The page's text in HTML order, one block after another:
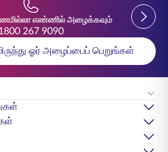
எண்ணில் அழைக்கவும்
267 9090
Previous
ஓர் அழைப்பைப் பெறுங்கள்